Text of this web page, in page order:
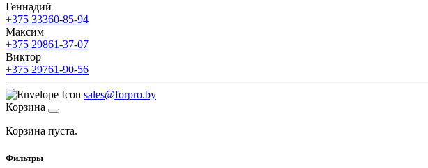
Геннадий
+375 33360-85-94
Максим
+375 29861-37-07
Виктор
+375 29761-90-56
sales@forpro.by
Корзина
Корзина пуста.
Фильтры